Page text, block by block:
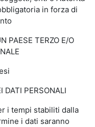
in forza di
PAESE TERZO E/O
DATI PERSONALI
i tempi stabiliti dalla
i dati saranno